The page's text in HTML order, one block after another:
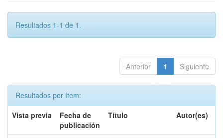
Resultados 1-1 de 1.
Anterior 1 Siguiente
Resultados por ítem:
Vista previa
Fecha de
publicación
Título Autor(es)